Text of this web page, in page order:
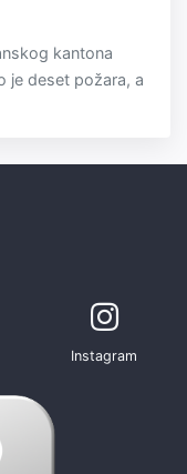
kantona
je deset požara, a
Instagram